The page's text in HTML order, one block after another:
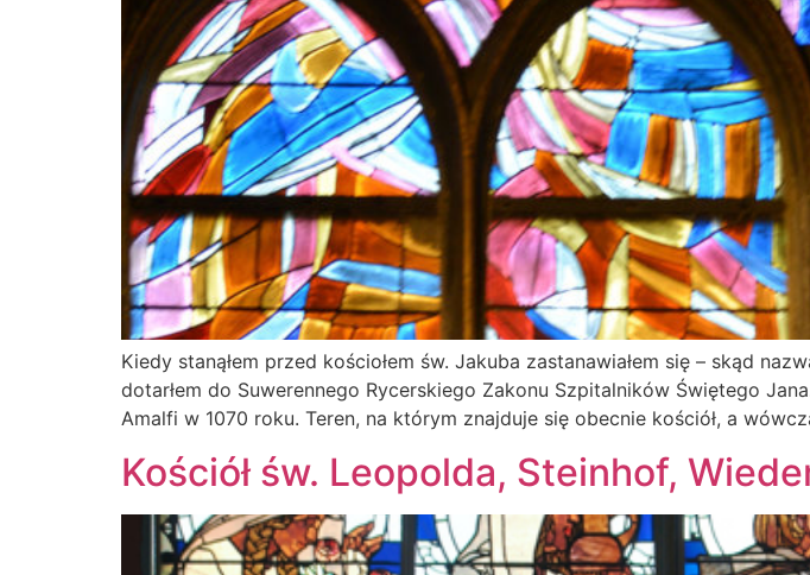
Kiedy stanąłem przed kościołem św. Jakuba zastanawiałem się – skąd
dotarłem do Suwerennego Rycerskiego Zakonu Szpitalników Świętego
Amalfi w 1070 roku. Teren, na którym znajduje się obecnie kościół, a
Kościół św. Leopolda, Steinhof,